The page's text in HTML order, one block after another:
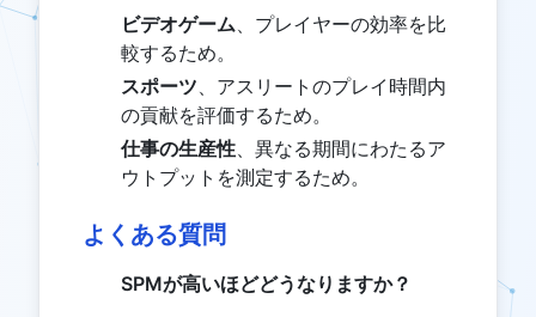
ビデオゲーム 、プレイヤーの効率を比
較するため。
スポーツ 、アスリートのプレイ時間内
の貢献を評価するため。
仕事の生産性 、異なる期間にわたるア
ウトプットを測定するため。
よくある質問
SPMが高いほどどうなりますか？